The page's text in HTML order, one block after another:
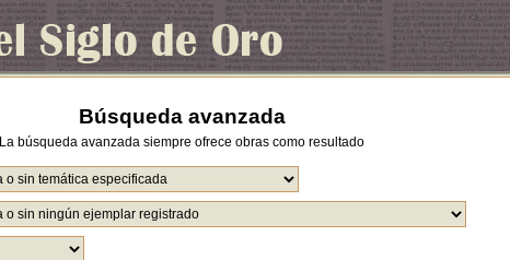
Búsqueda avanzada
La búsqueda avanzada siempre ofrece obras como resultado